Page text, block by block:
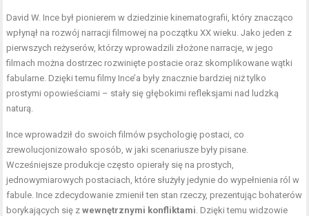
David W. Ince był pionierem w dziedzinie kinematografii, który znacząco
wpłynął na rozwój narracji filmowej na początku XX wieku. Jako jeden z
pierwszych reżyserów, którzy wprowadzili złożone narracje, w jego
filmach można dostrzec rozwinięte postacie oraz skomplikowane wątki
fabularne. Dzięki temu filmy Ince’a były znacznie bardziej niż tylko
prostymi opowieściami – stały się głębokimi refleksjami nad ludzką
naturą.
Ince wprowadził do swoich filmów psychologię postaci, co
zrewolucjonizowało sposób, w jaki scenariusze były pisane.
Wcześniejsze produkcje często opierały się na prostych,
jednowymiarowych postaciach, które służyły jedynie do wypełnienia ról w
fabule. Ince zdecydowanie zmienił ten stan rzeczy, prezentując bohaterów
borykających się zwewnętrznymi konfliktami . Dzięki temu widzowie